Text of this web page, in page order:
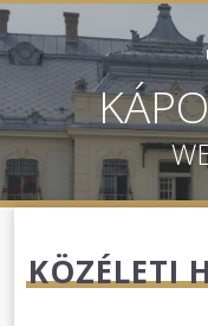
KÖZÉLETI